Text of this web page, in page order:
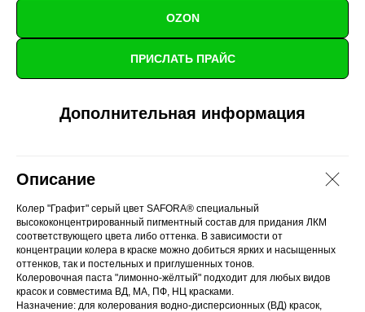
OZON
ПРИСЛАТЬ ПРАЙС
Дополнительная информация
Описание
Колер "Графит" серый цвет SAFORA® специальный
высококонцентрированный пигментный состав для придания ЛКМ
соответствующего цвета либо оттенка. В зависимости от
концентрации колера в краске можно добиться ярких и насыщенных
оттенков, так и постельных и приглушенных тонов.
Колеровочная паста "лимонно-жёлтый" подходит для любых видов
красок и совместима ВД, МА, ПФ, НЦ красками.
Назначение: для колерования водно-дисперсионных (ВД) красок,